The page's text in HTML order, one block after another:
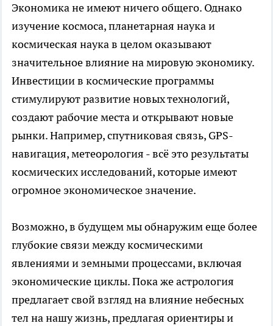
Экономика не имеют ничего общего. Однако
изучение космоса, планетарная наука и
космическая наука в целом оказывают
значительное влияние на мировую экономику.
Инвестиции в космические программы
стимулируют развитие новых технологий,
создают рабочие места и открывают новые
рынки. Например, спутниковая связь, GPS-
навигация, метеорология - всё это результаты
космических исследований, которые имеют
огромное экономическое значение.
Возможно, в будущем мы обнаружим еще более
глубокие связи между космическими
явлениями и земными процессами, включая
экономические циклы. Пока же астрология
предлагает свой взгляд на влияние небесных
тел на нашу жизнь, предлагая ориентиры и